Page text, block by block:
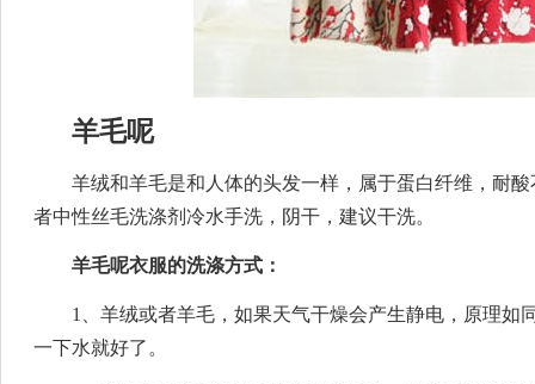
羊毛呢
羊绒和羊毛是和人体的头发一样，属于蛋白纤维，耐
者中性丝毛洗涤剂冷水手洗，阴干，建议干洗。
羊毛呢衣服的洗涤方式：
1、羊绒或者羊毛，如果天气干燥会产生静电，原理如
一下水就好了。